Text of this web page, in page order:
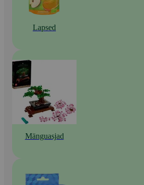
Lapsed
Mänguasjad